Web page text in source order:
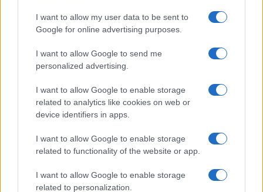
I want to allow my user data to be sent to
Google for online advertising purposes.
I want to allow Google to send me
personalized advertising.
I want to allow Google to enable storage
related to analytics like cookies on web or
device identifiers in apps.
I want to allow Google to enable storage
related to functionality of the website or app.
I want to allow Google to enable storage
related to personalization.
disuguaglianze e ampliare le opportunità a tutta la
popolazione. Quando, alcuni mesi fa, ho
per invitare il Sindaco a Bologna, abbiamo trovato
molte affinità, dalle iniziative per la lotta alla
povertà tramite gli empori solidali, le cucine
popolari e i nostri servizi municipali per il welfare,
al forte sostegno per un trasporto pubblico
accessibile: infatti, a Bologna, Il 95% degli
abbonati annuali è agevolato e il 57% è totalmente
gratuito. Altre affinità ci sono con il nostro Piano
per l’abitare, l’obiettivo di azzeramento delle liste